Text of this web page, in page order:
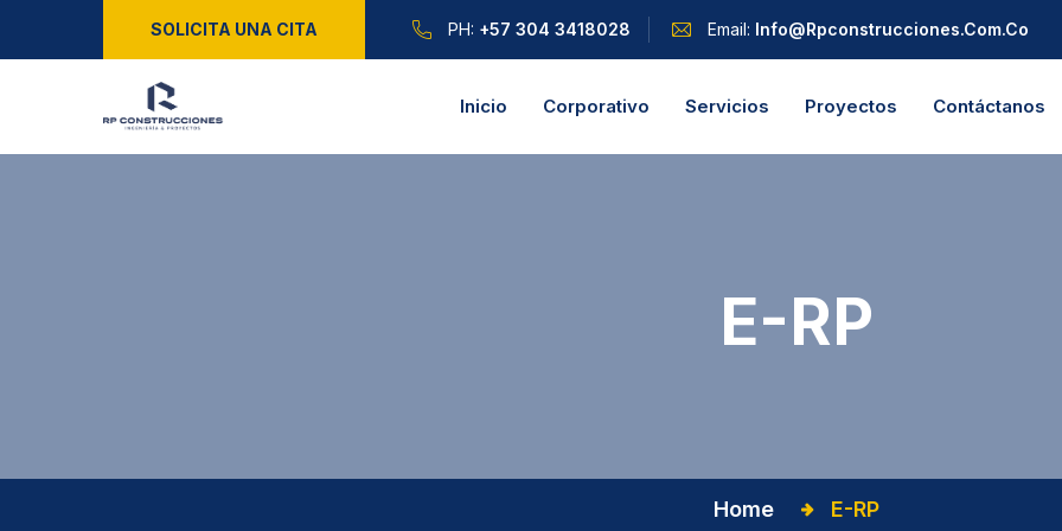
SOLICITA UNA CITA PH: +57 304 3418028 Email: Info@rpconstrucciones.com.co
Inicio Corporativo Servicios Proyectos Contáctanos
E-RP
Home E-RP